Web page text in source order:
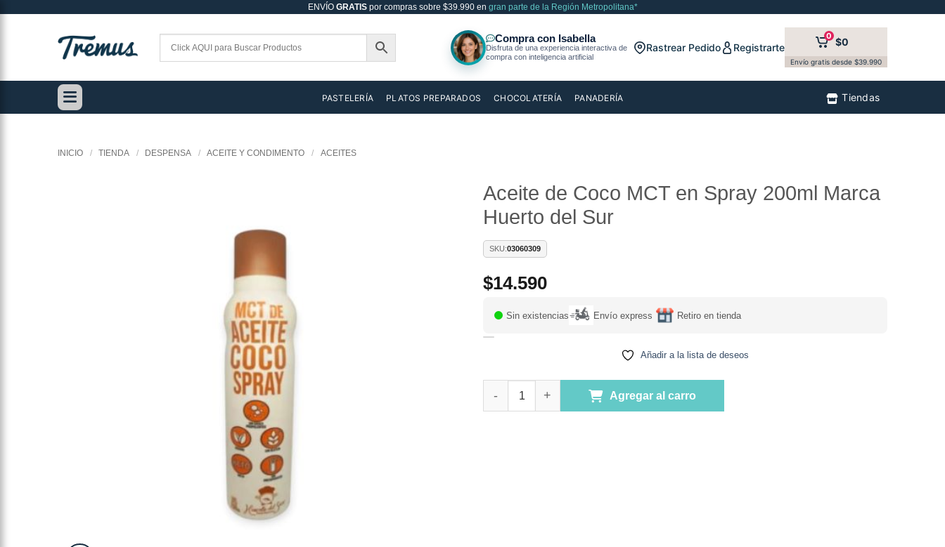
ENVÍO GRATISpor compras sobre $39.990 en gran parte de la Región Metropolitana*
Rastrear Pedido Registrarte
0 $0
Envío gratis desde $39.990
PASTELERÍA PLATOS PREPARADOS CHOCOLATERÍA PANADERÍA Tiendas
INICIO / TIENDA / DESPENSA / ACEITE Y CONDIMENTO / ACEITES
Aceite de Coco MCT en Spray 200ml Marca
Huerto del Sur
SKU:03060309
$14.590
Sin existencias Envío express Retiro en tienda
Añadir a la lista de deseos
Agregar al carro